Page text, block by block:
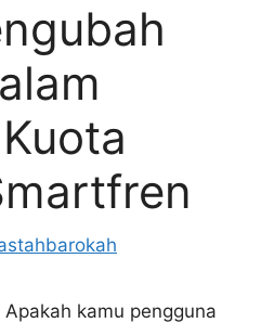
kamu pengguna